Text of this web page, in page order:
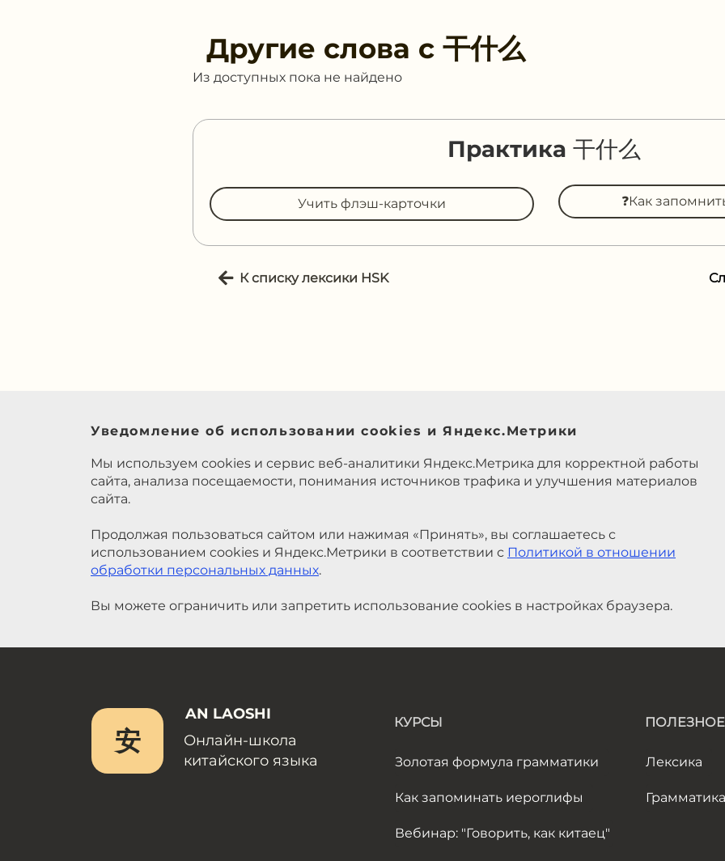
Другие слова с 干什么
Из доступных пока не найдено
Практика 干什么
Учить флэш-карточки ❓Как
К списку лексики HSK
Уведомление об использовании cookies и Яндекс.Метрики
Мы используем cookies и сервис веб-аналитики Яндекс.Метрика для корректной работы
сайта, анализа посещаемости, понимания источников трафика и улучшения материалов
сайта.
Продолжая пользоваться сайтом или нажимая «Принять», вы соглашаетесь с
использованием cookies и Яндекс.Метрики в соответствии с Политикой в отношении
обработки персональных данных.
Вы можете ограничить или запретить использование cookies в настройках браузера.
安
AN LAOSHI
Онлайн-школа
китайского языка
КУРСЫ
Золотая формула грамматики
Как запоминать иероглифы
Вебинар: "Говорить, как китаец"
ПОЛЕЗНОЕ
Лексика
Грамматика